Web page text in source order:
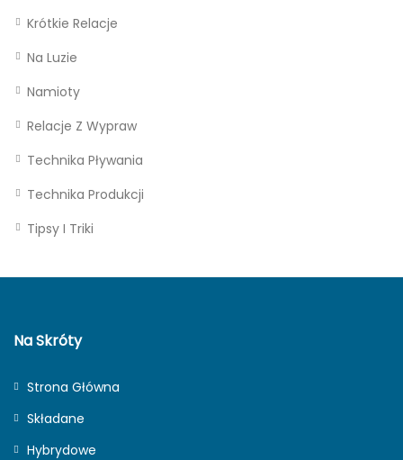
Krótkie Relacje
Na Luzie
Namioty
Relacje Z Wypraw
Technika Pływania
Technika Produkcji
Tipsy I Triki
Na Skróty
Strona Główna
Składane
Hybrydowe